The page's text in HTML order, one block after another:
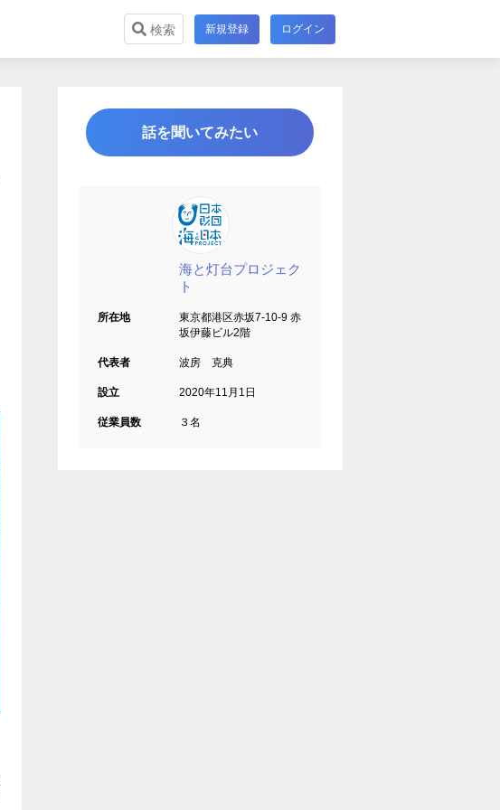
検索 新規登録 ログイン
話を聞いてみたい
海と灯台プロジェク
ト
所在地
東京都港区赤坂7-10-9 赤
坂伊藤ビル2階
代表者 波房 克典
設立 2020年11月1日
従業員数 ３名